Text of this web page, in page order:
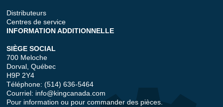
Distributeurs
Centres de service
INFORMATION ADDITIONNELLE
SIÈGE SOCIAL
700 Meloche
Dorval, Québec
H9P 2Y4
Téléphone: (514) 636-5464
Courriel: info@kingcanada.com
Pour information ou pour commander des pièces.